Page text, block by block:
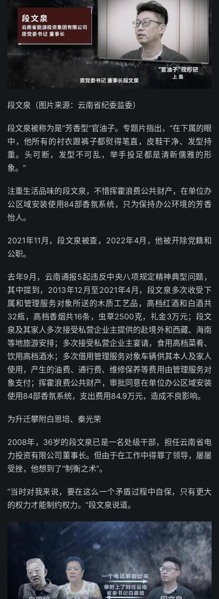
段文泉（图片来源：云南省纪委监委）
段文泉被称为是“芳香型”官油子。专题片指出，“在下属的眼
中，他所有的衬衣跟裤子都熨得笔直，皮鞋干净、发型持
重。头可断，发型不可乱，举手投足都是清新儒雅的形
象。”
注重生活品味的段文泉，不惜挥霍浪费公共财产，在单位办
公区域安装使用84部香氛系统，只为保持办公环境的芳香
怡人。
2021年11月，段文泉被查，2022年4月，他被开除党籍和
公职。
去年9月，云南通报5起违反中央八项规定精神典型问题，
其中提到，2013年12月至2021年4月，段文泉多次收受下
属和管理服务对象所送的木质工艺品，高档红酒和白酒共
32瓶，高档香烟共16条，虫草2500克，礼金3万元；段文
泉及其家人多次接受私营企业主提供的赴境外和西藏、海南
等地旅游安排；多次接受私营企业主宴请，食用高档菜肴、
饮用高档酒水；多次借用管理服务对象车辆供其本人及家人
使用，产生的油费、通行费、维修保养等费用由管理服务对
象支付；挥霍浪费公共财产，审批同意在单位办公区域安装
使用84部香氛系统，支出费用84.9万元，造成不良影响。
为升迁攀附白恩培、秦光荣
2008年，36岁的段文泉已是一名处级干部，担任云南省电
力投资有限公司董事长。但由于在工作中得罪了领导，屡屡
受挫，他想到了“制衡之术”。
“当时对我来说，要在这么一个矛盾过程中自保，只有更大
的权力才能制约权力。”段文泉说道。